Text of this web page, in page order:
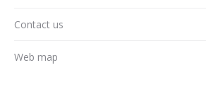
Contact us
Web map